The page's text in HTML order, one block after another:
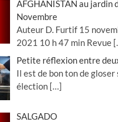
AFGHANISTAN au jardin
Novembre
Auteur D. Furtif 15
2021 10 h 47 min Revue
Petite réflexion entre
Il est de bon ton de gloser
élection […]
SALGADO